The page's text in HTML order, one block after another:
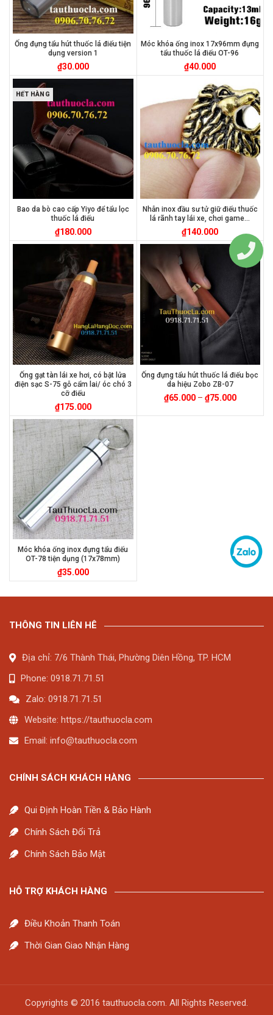
Ống đựng tẩu hút thuốc lá điếu tiện
dụng version 1
₫30.000
Móc khóa ống inox 17x96mm đựng
tẩu thuốc lá điếu OT-96
₫40.000
HẾT HÀNG
Bao da bò cao cấp Yiyo để tẩu lọc
thuốc lá điếu
₫180.000
Nhẫn inox đầu sư tử giữ điếu thuốc
lá rãnh tay lái xe, chơi game…
₫140.000
Ống gạt tàn lái xe hơi, có bật lửa
điện sạc S-75 gỗ cẩm lai/ óc chó 3
cỡ điếu
₫175.000
Ống đựng tẩu hút thuốc lá điếu bọc
da hiệu Zobo ZB-07
₫65.000– ₫75.000
Móc khóa ống inox đựng tẩu điếu
OT-78 tiện dụng (17x78mm)
₫35.000
THÔNG TIN LIÊN HÊ
Địa chỉ: 7/6 Thành Thái, Phường Diên Hồng, TP. HCM
Phone: 0918.71.71.51
Zalo: 0918.71.71.51
Website: https://tauthuocla.com
Email: info@tauthuocla.com
CHÍNH SÁCH KHÁCH HÀNG
Qui Định Hoàn Tiền & Bảo Hành
Chính Sách Đổi Trả
Chính Sách Bảo Mật
HỖ TRỢ KHÁCH HÀNG
Điều Khoản Thanh Toán
Thời Gian Giao Nhận Hàng
Copyrights © 2016 tauthuocla.com. All Rights Reserved.